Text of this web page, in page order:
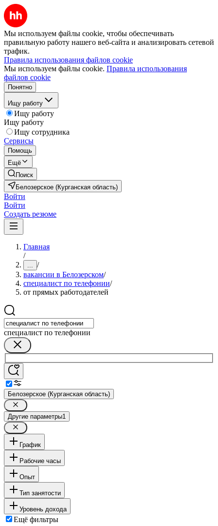
Мы используем файлы cookie, чтобы обеспечивать
правильную работу нашего веб-сайта и анализировать сетевой
трафик.
Правила использования файлов cookie
Мы используем файлы cookie. Правила использования
файлов cookie
Понятно
Ищу работу
Ищу работу
Ищу работу
Ищу сотрудника
Сервисы
Помощь
Ещё
Поиск
Белозерское (Курганская область)
Войти
Войти
Создать резюме
Главная
/
... /
вакансии в Белозерском/
специалист по телефонии/
от прямых работодателей
специалист по телефонии
Белозерское (Курганская область)
Другие параметры1
График
Рабочие часы
Опыт
Тип занятости
Уровень дохода
Ещё фильтры